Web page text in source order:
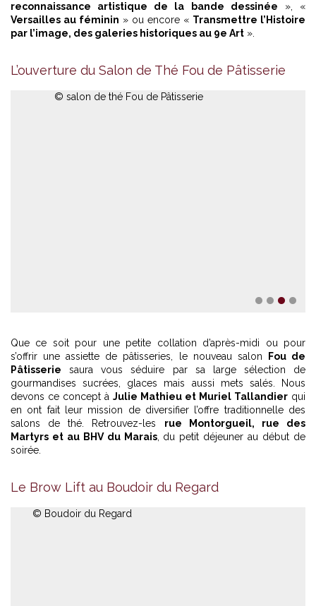
reconnaissance artistique de la bande dessinée », «
Versailles au féminin » ou encore « Transmettre l’Histoire
par l’image, des galeries historiques au 9e Art ».
L’ouverture du Salon de Thé Fou de Pâtisserie
© salon de thé Fou de Pâtisserie
Que ce soit pour une petite collation d’après-midi ou pour
s’offrir une assiette de pâtisseries, le nouveau salon Fou de
Pâtisserie saura vous séduire par sa large sélection de
gourmandises sucrées, glaces mais aussi mets salés. Nous
devons ce concept à Julie Mathieu et Muriel Tallandier qui
en ont fait leur mission de diversifier l’offre traditionnelle des
salons de thé. Retrouvez-les rue Montorgueil, rue des
Martyrs et au BHV du Marais, du petit déjeuner au début de
soirée.
Le Brow Lift au Boudoir du Regard
© Boudoir du Regard